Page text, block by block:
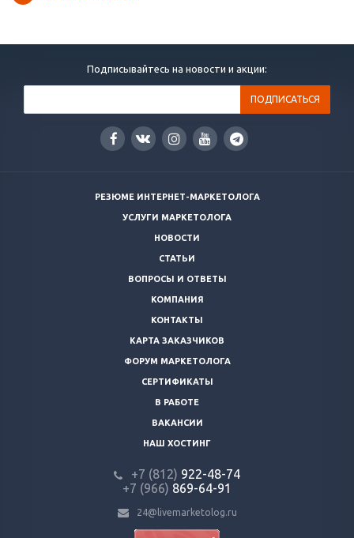
Подписывайтесь на новости и акции:
РЕЗЮМЕ ИНТЕРНЕТ-МАРКЕТОЛОГА
УСЛУГИ МАРКЕТОЛОГА
НОВОСТИ
СТАТЬИ
ВОПРОСЫ И ОТВЕТЫ
КОМПАНИЯ
КОНТАКТЫ
КАРТА ЗАКАЗЧИКОВ
ФОРУМ МАРКЕТОЛОГА
СЕРТИФИКАТЫ
В РАБОТЕ
ВАКАНСИИ
НАШ ХОСТИНГ
+7 (812) 922-48-74
+7 (966) 869-64-91
24@livemarketolog.ru